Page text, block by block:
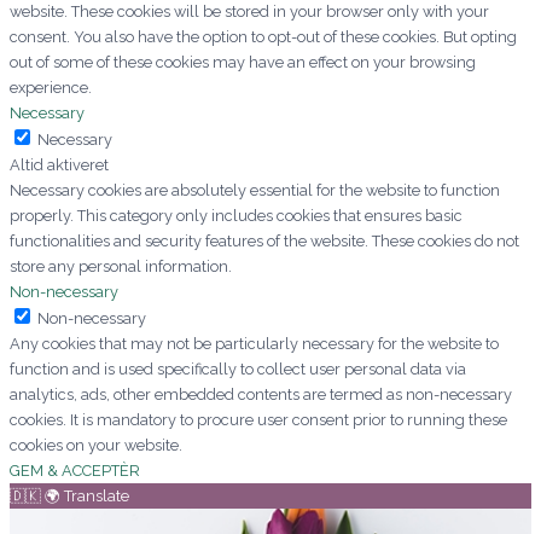
website. These cookies will be stored in your browser only with your
consent. You also have the option to opt-out of these cookies. But opting
out of some of these cookies may have an effect on your browsing
experience.
Necessary
Necessary
Altid aktiveret
Necessary cookies are absolutely essential for the website to function
properly. This category only includes cookies that ensures basic
functionalities and security features of the website. These cookies do not
store any personal information.
Non-necessary
Non-necessary
Any cookies that may not be particularly necessary for the website to
function and is used specifically to collect user personal data via
analytics, ads, other embedded contents are termed as non-necessary
cookies. It is mandatory to procure user consent prior to running these
cookies on your website.
GEM & ACCEPTÈR
🇩🇰 🌍 Translate